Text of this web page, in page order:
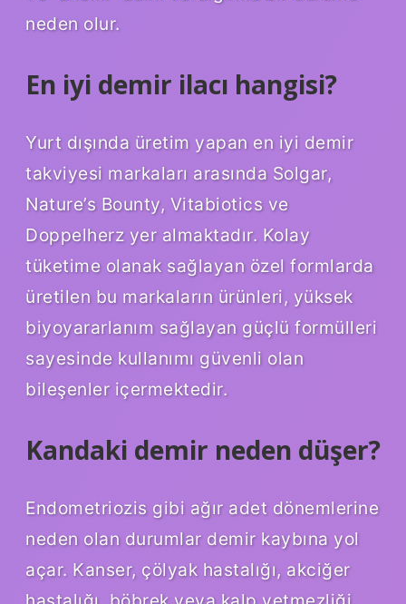
neden olur.
En iyi demir ilacı hangisi?
Yurt dışında üretim yapan en iyi demir
takviyesi markaları arasında Solgar,
Nature’s Bounty, Vitabiotics ve
Doppelherz yer almaktadır. Kolay
tüketime olanak sağlayan özel formlarda
üretilen bu markaların ürünleri, yüksek
biyoyararlanım sağlayan güçlü formülleri
sayesinde kullanımı güvenli olan
bileşenler içermektedir.
Kandaki demir neden düşer?
Endometriozis gibi ağır adet dönemlerine
neden olan durumlar demir kaybına yol
açar. Kanser, çölyak hastalığı, akciğer